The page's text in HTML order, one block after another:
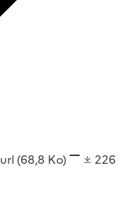
url (68,8 Ko)
226